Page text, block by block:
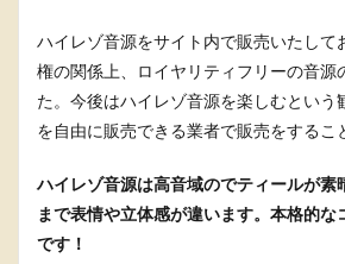
ハイレゾ音源をサイト内で販売いたして
権の関係上、ロイヤリティフリーの音源
た。今後はハイレゾ音源を楽しむという
を自由に販売できる業者で販売をするこ
ハイレゾ音源は高音域のでティールが素
まで表情や立体感が違います。本格的な
です！